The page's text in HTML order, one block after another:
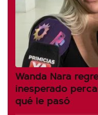
Wanda Nara
inesperado
qué le pasó